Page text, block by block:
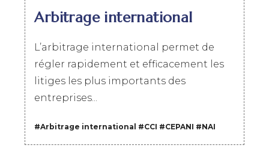
Arbitrage international
L’arbitrage international permet de
régler rapidement et efficacement les
litiges les plus importants des
entreprises...
#Arbitrage international #CCI #CEPANI #NAI